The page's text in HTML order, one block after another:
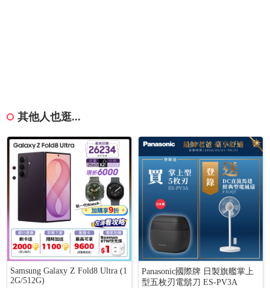
其他人也逛...
Samsung Galaxy Z Fold8 Ultra (1
2G/512G)
Panasonic國際牌 日製旗艦掌上
型五枚刃電鬍刀 ES-PV3A